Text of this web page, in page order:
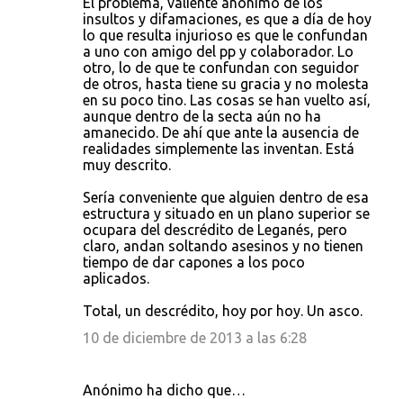
insultos y difamaciones, es que a día de hoy
lo que resulta injurioso es que le confundan
a uno con amigo del pp y colaborador. Lo
otro, lo de que te confundan con seguidor
de otros, hasta tiene su gracia y no molesta
en su poco tino. Las cosas se han vuelto así,
aunque dentro de la secta aún no ha
amanecido. De ahí que ante la ausencia de
realidades simplemente las inventan. Está
muy descrito.
Sería conveniente que alguien dentro de esa
estructura y situado en un plano superior se
ocupara del descrédito de Leganés, pero
claro, andan soltando asesinos y no tienen
tiempo de dar capones a los poco
aplicados.
Total, un descrédito, hoy por hoy. Un asco.
10 de diciembre de 2013 a las 6:28
Anónimo ha dicho que…